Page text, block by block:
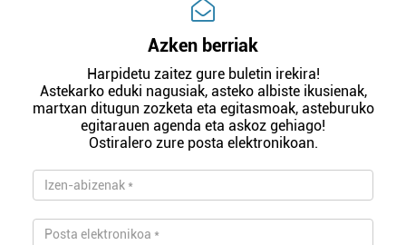
Azken berriak
Harpidetu zaitez gure buletin irekira!
Astekarko eduki nagusiak, asteko albiste ikusienak,
martxan ditugun zozketa eta egitasmoak, asteburuko
egitarauen agenda eta askoz gehiago!
Ostiralero zure posta elektronikoan.